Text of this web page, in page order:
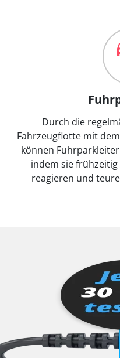
Durch die
Fahrzeugflotte mit
können
indem sie
reagieren und